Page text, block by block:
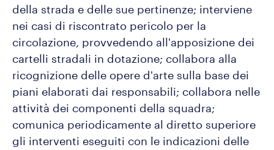
della strada e delle sue pertinenze; interviene
nei casi di riscontrato pericolo per la
circolazione, provvedendo all'apposizione dei
cartelli stradali in dotazione; collabora alla
ricognizione delle opere d'arte sulla base dei
piani elaborati dai responsabili; collabora nelle
attività dei componenti della squadra;
comunica periodicamente al diretto superiore
gli interventi eseguiti con le indicazioni delle